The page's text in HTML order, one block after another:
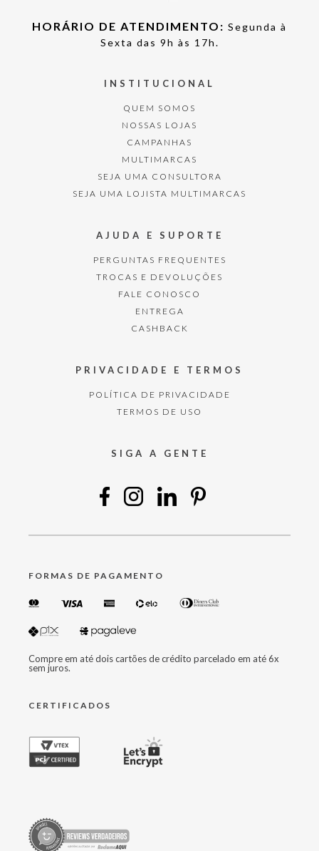
HORÁRIO DE ATENDIMENTO: Segunda à
Sexta das 9h às 17h.
INSTITUCIONAL
QUEM SOMOS
NOSSAS LOJAS
CAMPANHAS
MULTIMARCAS
SEJA UMA CONSULTORA
SEJA UMA LOJISTA MULTIMARCAS
AJUDA E SUPORTE
PERGUNTAS FREQUENTES
TROCAS E DEVOLUÇÕES
FALE CONOSCO
ENTREGA
CASHBACK
PRIVACIDADE E TERMOS
POLÍTICA DE PRIVACIDADE
TERMOS DE USO
SIGA A GENTE
FORMAS DE PAGAMENTO
Compre em até dois cartões de crédito parcelado em até 6x
sem juros.
CERTIFICADOS